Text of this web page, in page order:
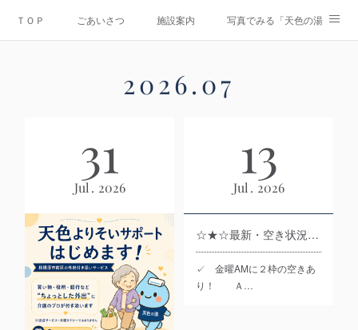
ＴＯＰ ごあいさつ 施設案内 写真でみる「天色の湯」
2026.07
31
Jul 2026
13
Jul 2026
☆★☆最新・空き状況☆★☆＿R8.7.31時点
✓ 金曜AMに２枠の空きあ
り！ Ａ…